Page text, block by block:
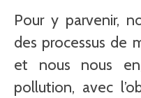
Pour y parvenir,
des processus de
et nous nous
pollution, avec